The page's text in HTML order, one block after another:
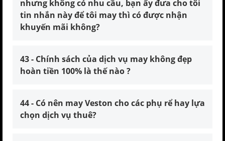
nhưng không có nhu cầu, bạn ấy đưa cho tôi
tin nhắn này để tôi may thì có được nhận
khuyến mãi không?
43 - Chính sách của dịch vụ may không đẹp
hoàn tiền 100% là thế nào ?
44 - Có nên may Veston cho các phụ rể hay lựa
chọn dịch vụ thuê?